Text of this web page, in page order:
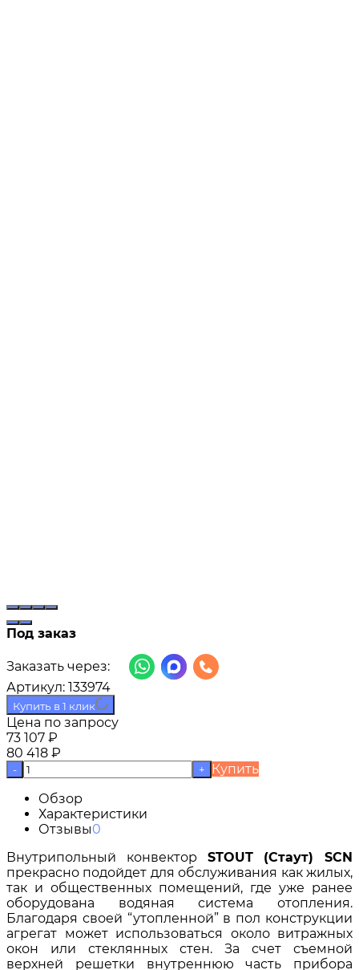
Под заказ
Заказать через:
Артикул: 133974
Купить в 1 клик
Цена по запросу
73 107 ₽
80 418 ₽
- +
Купить
Обзор
Характеристики
Отзывы0
Внутрипольный конвектор STOUT (Стаут) SCN
прекрасно подойдет для обслуживания как жилых,
так и общественных помещений, где уже ранее
оборудована водяная система отопления.
Благодаря своей “утопленной” в пол конструкции
агрегат может использоваться около витражных
окон или стеклянных стен. За счет съемной
верхней решетки внутреннюю часть прибора